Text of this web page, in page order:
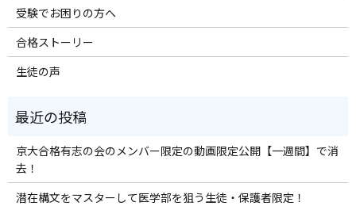
受験でお困りの方へ
合格ストーリー
生徒の声
京大合格有志の会のメンバー限定の動画限定公開【一週間】で消
去！
潜在構文をマスターして医学部を狙う生徒・保護者限定！